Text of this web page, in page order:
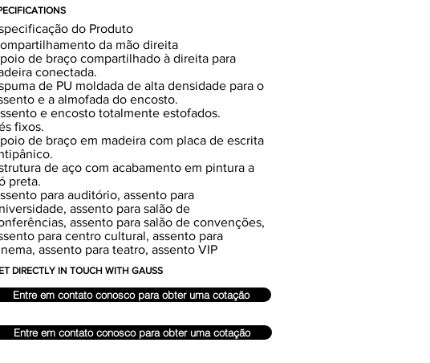
do Produto
da mão direita
de braço compartilhado à direita para
conectada.
de PU moldada de alta densidade para o
e a almofada do encosto.
e encosto totalmente estofados.
fixos.
de braço em madeira com placa de escrita
de aço com acabamento em pintura a
preta.
para auditório, assento para
assento para salão de
assento para salão de convenções,
para centro cultural, assento para
assento para teatro, assento VIP
DIRECTLY IN TOUCH WITH GAUSS
Entre em contato conosco para obter uma cotação
Entre em contato conosco para obter uma cotação